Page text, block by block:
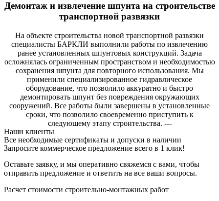
Демонтаж и извлечение шпунта на строительстве
транспортной развязки
На объекте строительства новой транспортной развязки
специалисты БАРКЛИ выполнили работы по извлечению
ранее установленных шпунтовых конструкций. Задача
осложнялась ограниченным пространством и необходимостью
сохранения шпунта для повторного использования. Мы
применили специализированное гидравлическое
оборудование, что позволило аккуратно и быстро
демонтировать шпунт без повреждения окружающих
сооружений. Все работы были завершены в установленные
сроки, что позволило своевременно приступить к
следующему этапу строительства. ---
Наши клиенты
Все необходимые сертификаты и допуски в наличии
Запросите коммерческое предложение всего в 1 клик!
Оставьте заявку, и мы оперативно свяжемся с вами, чтобы
отправить предложение и ответить на все ваши вопросы.
Расчет стоимости строительно-монтажных работ